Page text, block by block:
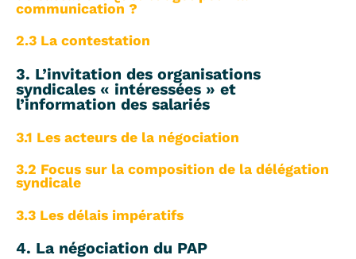
communication ?
2.3 La contestation
3. L’invitation des organisations
syndicales « intéressées » et
l’information des salariés
3.1 Les acteurs de la négociation
3.2 Focus sur la composition de la délégation
syndicale
3.3 Les délais impératifs
4. La négociation du PAP